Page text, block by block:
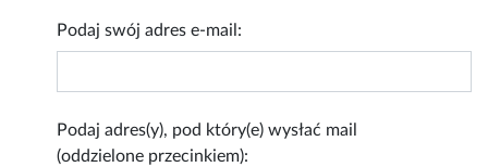
Podaj swój adres e-mail:
Podaj adres(y), pod który(e) wysłać mail
(oddzielone przecinkiem):